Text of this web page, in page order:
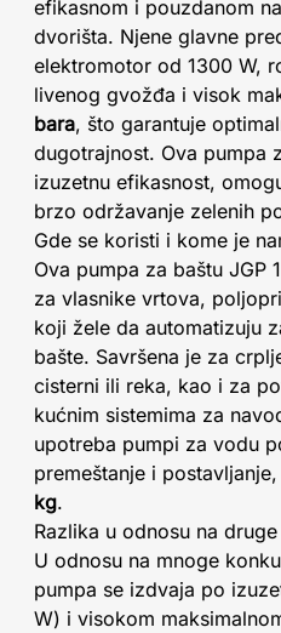
efikasnom i pouzdanom
dvorišta. Njene glavne
elektromotor od 1300 W,
livenog gvožđa i visok
bara, što garantuje
dugotrajnost. Ova pumpa
izuzetnu efikasnost,
brzo održavanje zelenih
Gde se koristi i kome je
Ova pumpa za baštu JGP
za vlasnike vrtova,
koji žele da automatizuju
bašte. Savršena je za
cisterni ili reka, kao i za
kućnim sistemima za
upotreba pumpi za vodu
premeštanje i
kg.
Razlika u odnosu na
U odnosu na mnoge
pumpa se izdvaja po
W) i visokom